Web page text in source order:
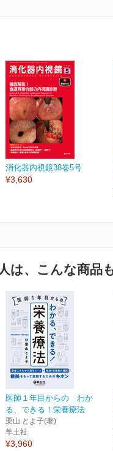
消化器内視鏡38巻5号
¥3,630
は、こんな商品
医師１年目からの わか
る、できる！栄養療法
栗山 とよ子(著)
羊土社
¥3,960